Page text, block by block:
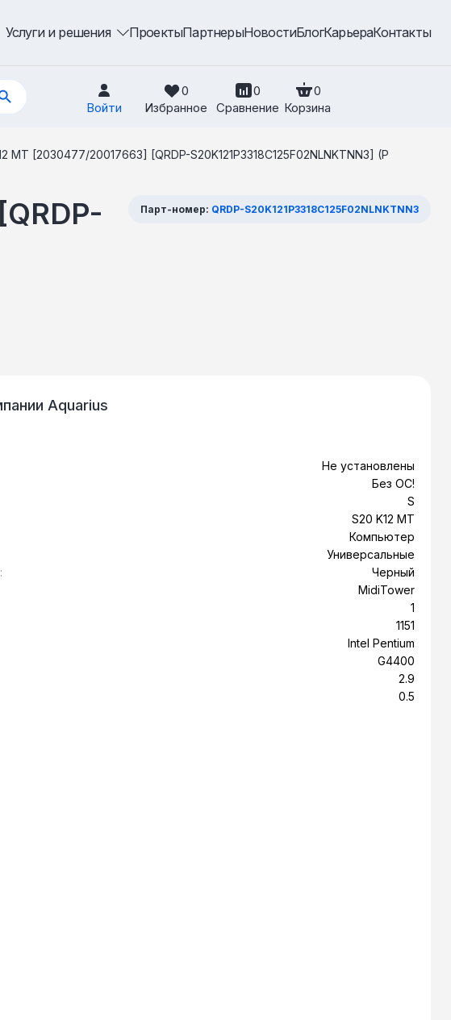
Услуги и решения ПроектыПартнерыНовостиБлогКарьераКонтакты
Войти
0
Избранное
0
Сравнение
0
Корзина
MT [2030477/20017663] [QRDP-S20K121P3318C125F02NLNKTNN3] (P
Парт-номер: QRDP-S20K121P3318C125F02NLNKTNN3
Aquarius
Не установлены
Без ОС!
S
S20 K12 MT
Компьютер
Универсальные
Черный
MidiTower
1
1151
Intel Pentium
G4400
2.9
0.5